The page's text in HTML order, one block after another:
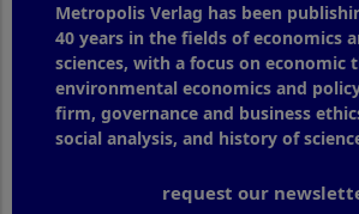
Metropolis Verlag has been
40 years in the fields of economics
sciences, with a focus on economic
environmental economics and
firm, governance and business
social analysis, and history of
request our